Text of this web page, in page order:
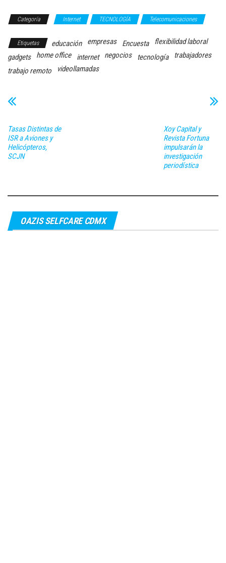
Categoría Internet TECNOLOGÍA Telecomunicaciones
Etiquetas educación empresas Encuesta
flexibilidad laboral
gadgets
home office internet negocios tecnología
trabajadores
trabajo remoto
videollamadas
Tasas Distintas de
ISR a Aviones y
Helicópteros,
SCJN
Xoy Capital y
Revista Fortuna
impulsarán la
investigación
periodística
OAZIS SELFCARE CDMX